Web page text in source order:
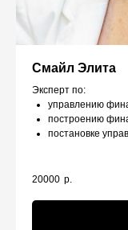
Смайл Элита
Эксперт по:
управлению
построению
постановке
20000 р.